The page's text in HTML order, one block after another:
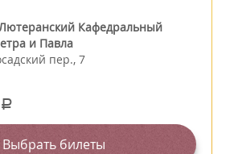
Кафедральный
и Павла
пер., 7
a
Выбрать билеты